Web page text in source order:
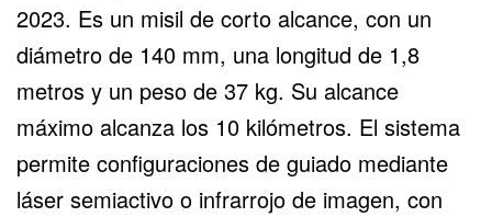
2023. Es un misil de corto alcance, con un
diámetro de 140 mm, una longitud de 1,8
metros y un peso de 37 kg. Su alcance
máximo alcanza los 10 kilómetros. El sistema
permite configuraciones de guiado mediante
láser semiactivo o infrarrojo de imagen, con